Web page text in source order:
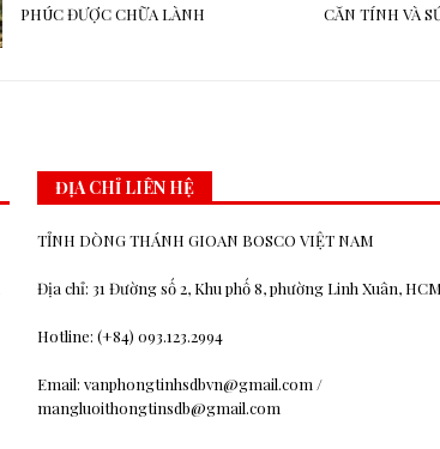
PHÚC ĐƯỢC CHỮA LÀNH
CĂN TÍNH VÀ
ĐỊA CHỈ LIÊN HỆ
TỈNH DÒNG THÁNH GIOAN BOSCO VIỆT NAM
Địa chỉ: 31 Đường số 2, Khu phố 8, phường Linh Xuân,
Hotline: (+84) 093.123.2994
Email: vanphongtinhsdbvn@gmail.com /
mangluoithongtinsdb@gmail.com